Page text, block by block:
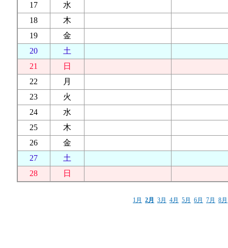
17
水
18
木
19
金
20
土
21
日
22
月
23
火
24
水
25
木
26
金
27
土
28
日
1月 2月 3月 4月 5月 6月 7月 8月